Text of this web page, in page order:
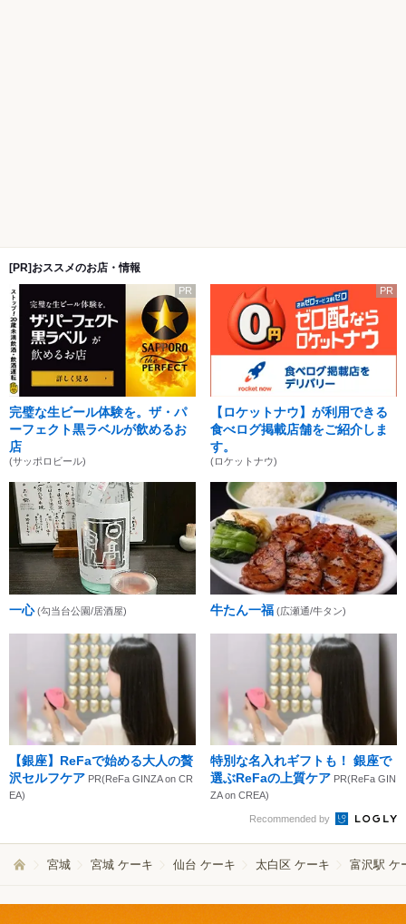
[PR]おススメのお店・情報
PR
完璧な生ビール体験を。ザ・パ
ーフェクト黒ラベルが飲めるお
店
(サッポロビール)
PR
【ロケットナウ】が利用できる
食べログ掲載店舗をご紹介しま
す。
(ロケットナウ)
一心 (勾当台公園/居酒屋) 牛たん一福 (広瀬通/牛タン)
【銀座】ReFaで始める大人の贅
沢セルフケア PR(ReFa GINZA on CR
EA)
特別な名入れギフトも！ 銀座で
選ぶReFaの上質ケア PR(ReFa GIN
ZA on CREA)
Recommended by
宮城 宮城 ケーキ 仙台 ケーキ 太白区 ケーキ 富沢駅 ケ